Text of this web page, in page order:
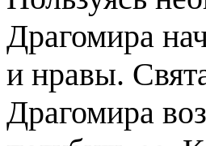
Драгомира
и нравы.
Драгомира